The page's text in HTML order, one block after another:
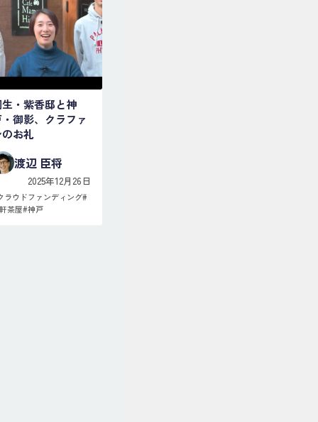
・紫香邸と神
御影、クラファ
お礼
渡辺 臣将
2025年12月26日
ラウドファンディング#
茶屋#神戸